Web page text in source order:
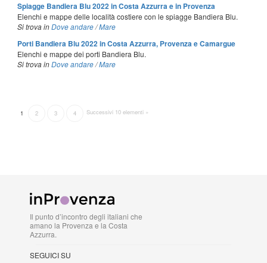
Spiagge Bandiera Blu 2022 in Costa Azzurra e in Provenza
Elenchi e mappe delle località costiere con le spiagge Bandiera Blu.
Si trova in Dove andare /Mare
Porti Bandiera Blu 2022 in Costa Azzurra, Provenza e Camargue
Elenchi e mappe dei porti Bandiera Blu.
Si trova in Dove andare /Mare
Successivi 10 elementi »
1 2 3 4
Il punto d’incontro degli italiani che
amano la Provenza e la Costa
Azzurra.
SEGUICI SU